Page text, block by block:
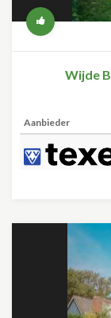
Wijde
Aanbieder